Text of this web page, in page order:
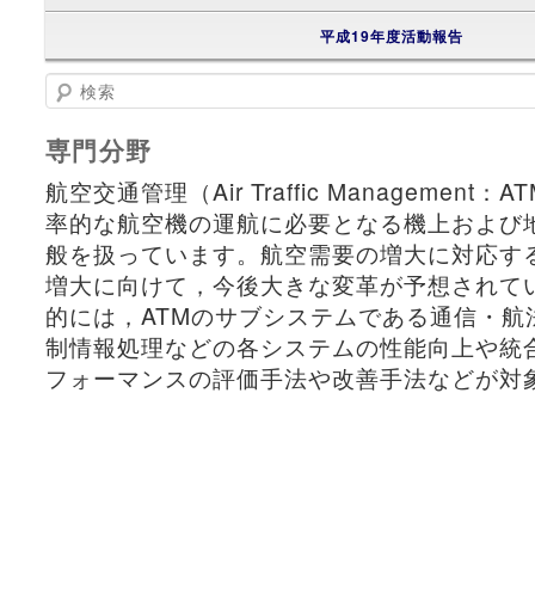
平成19年度活動報告
検索
専門分野
航空交通管理（Air Traffic Management：
率的な航空機の運航に必要となる機上および
般を扱っています。航空需要の増大に対応す
増大に向けて，今後大きな変革が予想されて
的には，ATMのサブシステムである通信・
制情報処理などの各システムの性能向上や統
フォーマンスの評価手法や改善手法などが対